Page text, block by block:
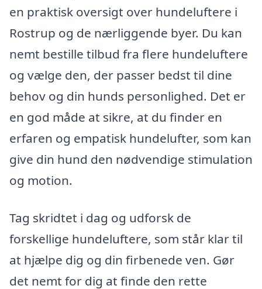
en praktisk oversigt over hundeluftere i
Rostrup og de nærliggende byer. Du kan
nemt bestille tilbud fra flere hundeluftere
og vælge den, der passer bedst til dine
behov og din hunds personlighed. Det er
en god måde at sikre, at du finder en
erfaren og empatisk hundelufter, som kan
give din hund den nødvendige stimulation
og motion.
Tag skridtet i dag og udforsk de
forskellige hundeluftere, som står klar til
at hjælpe dig og din firbenede ven. Gør
det nemt for dig at finde den rette